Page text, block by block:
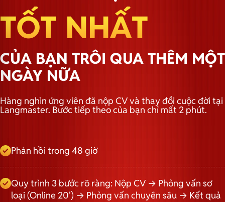
TỐT NHẤT
CỦA BẠN TRÔI QUA THÊM MỘT
NGÀY NỮA
Hàng nghìn ứng viên đã nộp CV và thay đổi cuộc đời tại
Langmaster. Bước tiếp theo của bạn chỉ mất 2 phút.
Phản hồi trong 48 giờ
Quy trình 3 bước rõ ràng: Nộp CV → Phỏng vấn sơ
loại (Online 20') → Phỏng vấn chuyên sâu → Kết quả